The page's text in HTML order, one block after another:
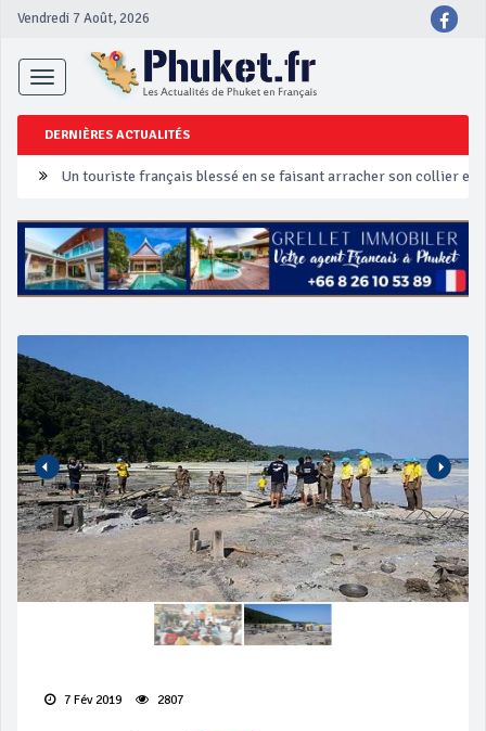
Vendredi 7 Août, 2026
Toggle
navigation
DERNIÈRES ACTUALITÉS
Un touriste français blessé en se faisant arracher son collier en
Phuket Peranakan Festival
‘Phuket Eye’ assurera la sécurité pendant Songkran
7 Fév 2019 2807